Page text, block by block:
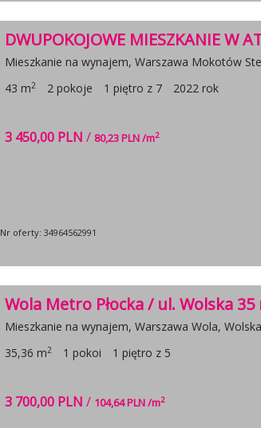
DWUPOKOJOWE MIESZKANIE W
Mieszkanie na wynajem, Warszawa Mokotów
43 m2 2 pokoje 1 piętro z 7 2022 rok
3 450,00 PLN / 80,23 PLN /m2
Nr oferty: 34964562991
Wola Metro Płocka / ul. Wolska 35
Mieszkanie na wynajem, Warszawa Wola, Wolska
35,36 m2 1 pokoi 1 piętro z 5
3 700,00 PLN / 104,64 PLN /m2